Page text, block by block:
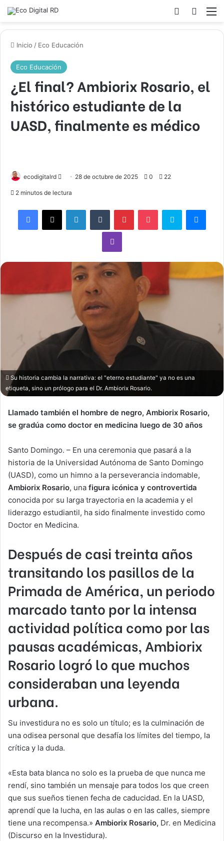
Acceso
Inicio / Eco Educación
Eco Educación
¿El final? Ambiorix Rosario, el
histórico estudiante de la
UASD, finalmente es médico
ecodigitalrd
Send 28 de octubre de 2025 0 22
2 minutos de lectura
Facebook
X LinkedInTumblr PinterestPocket Skype
Viber
Su historia cambia la narrativa: el "eterno estudiante" ya no es una
etiqueta, sino un prólogo para el Dr. Ambiorix Rosario.
Llamado también el hombre de negro, Ambiorix Rosario,
se gradúa como doctor en medicina luego de 30 años
Santo Domingo. – En una ceremonia que pasará a la
historia de la Universidad Autónoma de Santo Domingo
(UASD), como un himno a la perseverancia indomable,
Ambiorix Rosario, una figura icónica y controvertida
conocida por su larga trayectoria en la academia y el
liderazgo estudiantil, ha sido finalmente investido como
Doctor en Medicina.
Después de casi treinta años
transitando los pasillos de la
Primada de América, un periodo
marcado tanto por la intensa
actividad política como por las
pausas académicas, Ambiorix
Rosario logró lo que muchos
consideraban una leyenda
urbana.
Su investidura no es solo un título; es la culminación de
una odisea personal que desafía los límites del tiempo, la
crítica y la duda.
«Esta bata blanca no solo es la prueba de que nunca me
rendí, sino también un mensaje para todos los que creen
que sus sueños tienen fecha de caducidad. En la UASD,
aprendí que la lucha, en las aulas o en las calles, siempre
tiene una recompensa.» Ambiorix Rosario, Dr. en Medicina
(Discurso en la Investidura).